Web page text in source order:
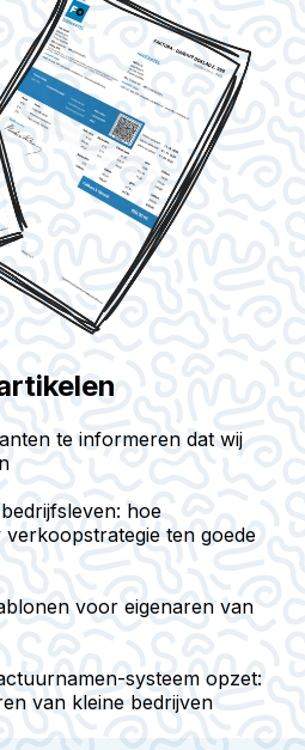
te informeren dat wij
hoe
ten goede
voor eigenaren van
systeem opzet:
van kleine bedrijven